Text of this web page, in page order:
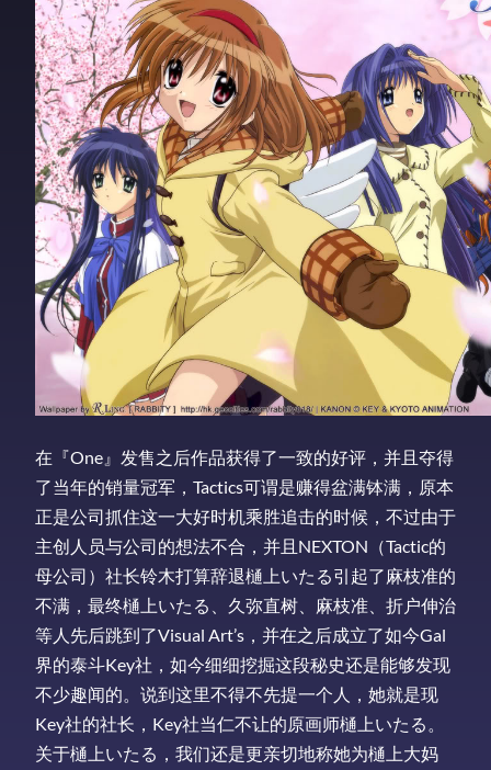
在『One』发售之后作品获得了一致的好评，并且夺得
了当年的销量冠军，Tactics可谓是赚得盆满钵满，原本
正是公司抓住这一大好时机乘胜追击的时候，不过由于
主创人员与公司的想法不合，并且NEXTON（Tactic的
母公司）社长铃木打算辞退樋上いたる引起了麻枝准的
不满，最终樋上いたる、久弥直树、麻枝准、折户伸治
等人先后跳到了Visual Art’s，并在之后成立了如今Gal
界的泰斗Key社，如今细细挖掘这段秘史还是能够发现
不少趣闻的。说到这里不得不先提一个人，她就是现
Key社的社长，Key社当仁不让的原画师樋上いたる。
关于樋上いたる，我们还是更亲切地称她为樋上大妈